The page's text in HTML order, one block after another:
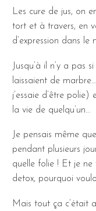
Les cure de jus, on
tort et à travers, en
d’expression dans
Jusqu’à il n’y a pas
laissaient de
j’essaie d’être
la vie de quelqu’un…
Je pensais même
pendant plusieurs
quelle folie ! Et je ne
detox, pourquoi
Mais tout ça c’était